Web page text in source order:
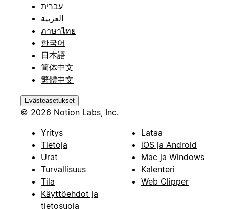
עברית
العربية
ภาษาไทย
한국어
日本語
简体中文
繁體中文
Evästeasetukset
© 2026 Notion Labs, Inc.
Yritys
Tietoja
Urat
Turvallisuus
Tila
Käyttöehdot ja
tietosuoja
Lataa
iOS ja Android
Mac ja Windows
Kalenteri
Web Clipper